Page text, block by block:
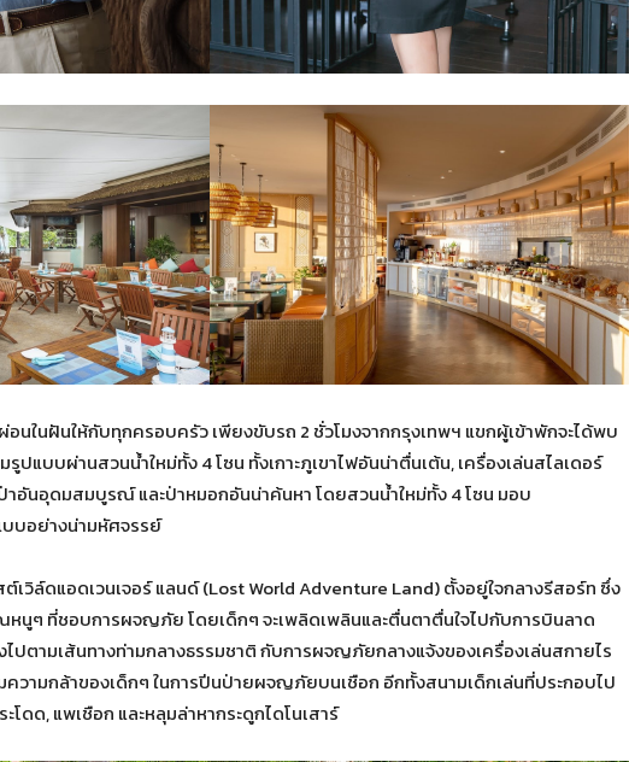
ในฝันให้กับทุกครอบครัว เพียงขับรถ 2 ชั่วโมงจากกรุงเทพฯ แขกผู้เข้าพักจะได้พบ
ปแบบผ่านสวนน้ำใหม่ทั้ง 4 โซน ทั้งเกาะภูเขาไฟอันน่าตื่นเต้น, เครื่องเล่นสไลเดอร์
อันอุดมสมบูรณ์ และป่าหมอกอันน่าค้นหา โดยสวนน้ำใหม่ทั้ง 4 โซน มอบ
บอย่างน่ามหัศจรรย์
วิล์ดแอดเวนเจอร์ แลนด์ (Lost World Adventure Land) ตั้งอยู่ใจกลางรีสอร์ท ซึ่ง
นูๆ ที่ชอบการผจญภัย โดยเด็กๆ จะเพลิดเพลินและตื่นตาตื่นใจไปกับการบินลาด
ปตามเส้นทางท่ามกลางธรรมชาติ กับการผจญภัยกลางแจ้งของเครื่องเล่นสกายไร
ความกล้าของเด็กๆ ในการปีนป่ายผจญภัยบนเชือก อีกทั้งสนามเด็กเล่นที่ประกอบไป
โดด, แพเชือก และหลุมล่าหากระดูกไดโนเสาร์